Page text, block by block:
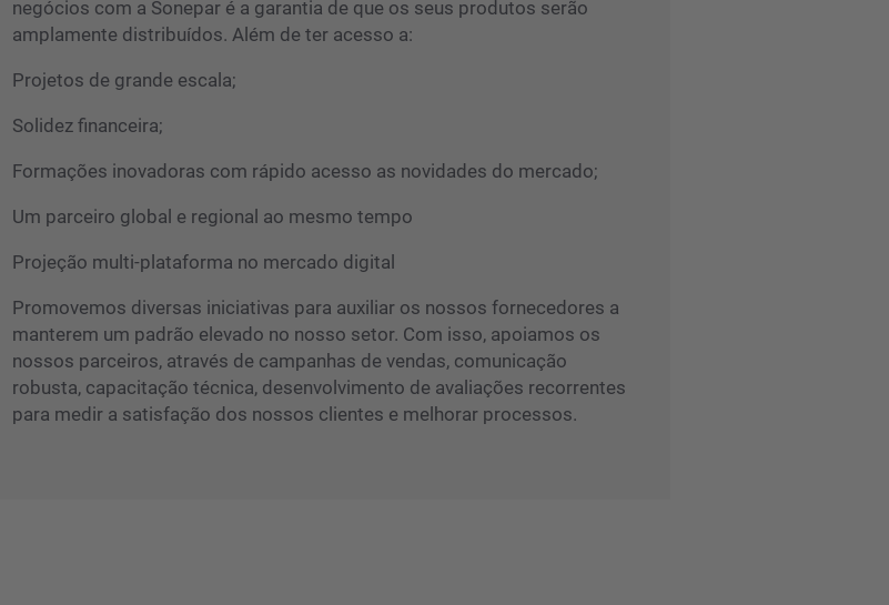
negócios com a Sonepar é a garantia de que os seus produtos serão
amplamente distribuídos. Além de ter acesso a:
Projetos de grande escala;
Solidez financeira;
Formações inovadoras com rápido acesso as novidades do mercado;
Um parceiro global e regional ao mesmo tempo
Projeção multi-plataforma no mercado digital
Promovemos diversas iniciativas para auxiliar os nossos fornecedores a
manterem um padrão elevado no nosso setor. Com isso, apoiamos os
nossos parceiros, através de campanhas de vendas, comunicação
robusta, capacitação técnica, desenvolvimento de avaliações recorrentes
para medir a satisfação dos nossos clientes e melhorar processos.